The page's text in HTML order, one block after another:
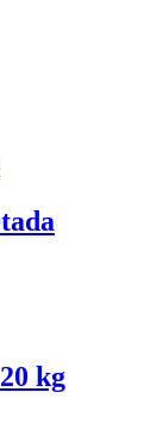
kg